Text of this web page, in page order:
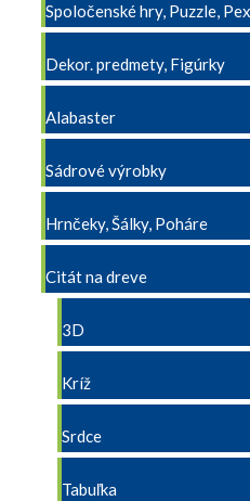
Spoločenské hry, Puzzle,
Dekor. predmety, Figúrky
Alabaster
Sádrové výrobky
Hrnčeky, Šálky, Poháre
Citát na dreve
3D
Kríž
Srdce
Tabuľka